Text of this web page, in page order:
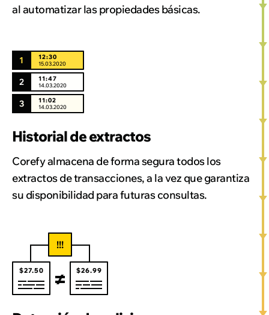
al automatizar las propiedades básicas.
12:30
15.03.2020
11:47
14.03.2020
11:02
14.03.2020
Historial de extractos
Corefy almacena de forma segura todos los
extractos de transacciones, a la vez que garantiza
su disponibilidad para futuras consultas.
!!!
$27.50 $26.99